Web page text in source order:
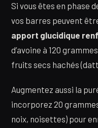
Si vous êtes en phase
vos barres peuvent
apport glucidique
d’avoine à 120
fruits secs hachés
Augmentez aussi la
incorporez 20
noix, noisettes) pour